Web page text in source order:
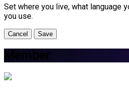
Set where you live, what language
you use.
Cancel Save
Member